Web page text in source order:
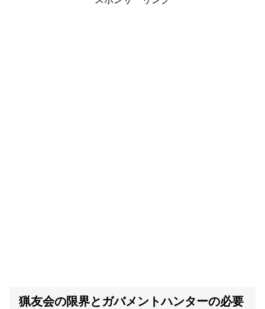
猟友会の限界とガバメントハンターの必要